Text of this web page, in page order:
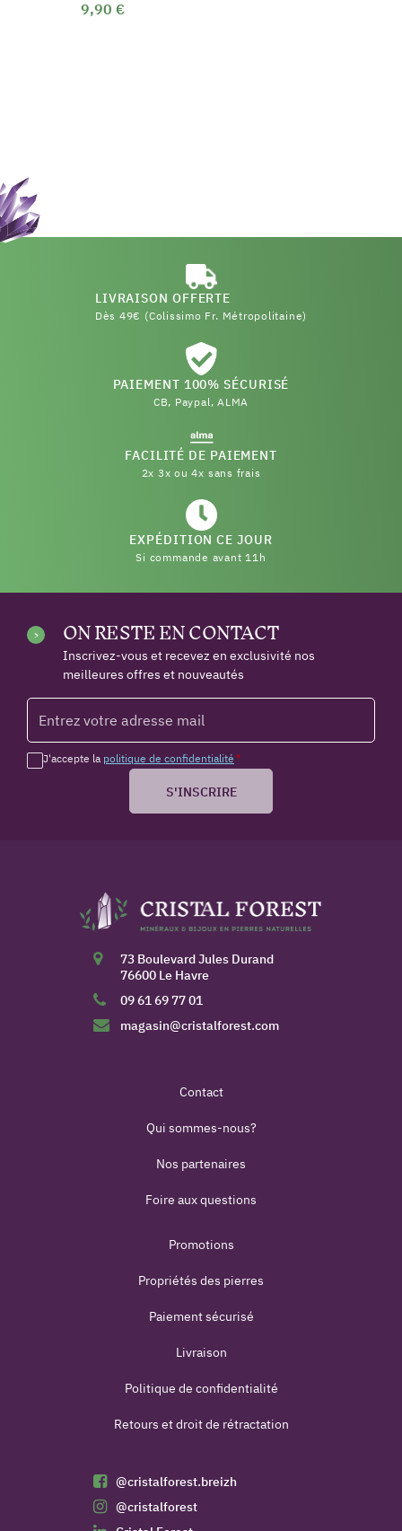
9,90 €
LIVRAISON OFFERTE
Dès 49€ (Colissimo Fr. Métropolitaine)
PAIEMENT 100% SÉCURISÉ
CB, Paypal, ALMA
FACILITÉ DE PAIEMENT
2x 3x ou 4x sans frais
EXPÉDITION CE JOUR
Si commande avant 11h
ON RESTE EN CONTACT
Inscrivez-vous et recevez en exclusivité nos
meilleures offres et nouveautés
J'accepte la politique de confidentialité *
S'INSCRIRE
73 Boulevard Jules Durand
76600 Le Havre
09 61 69 77 01
magasin@cristalforest.com
Contact
Qui sommes-nous?
Nos partenaires
Foire aux questions
Promotions
Propriétés des pierres
Paiement sécurisé
Livraison
Politique de confidentialité
Retours et droit de rétractation
@cristalforest.breizh
@cristalforest